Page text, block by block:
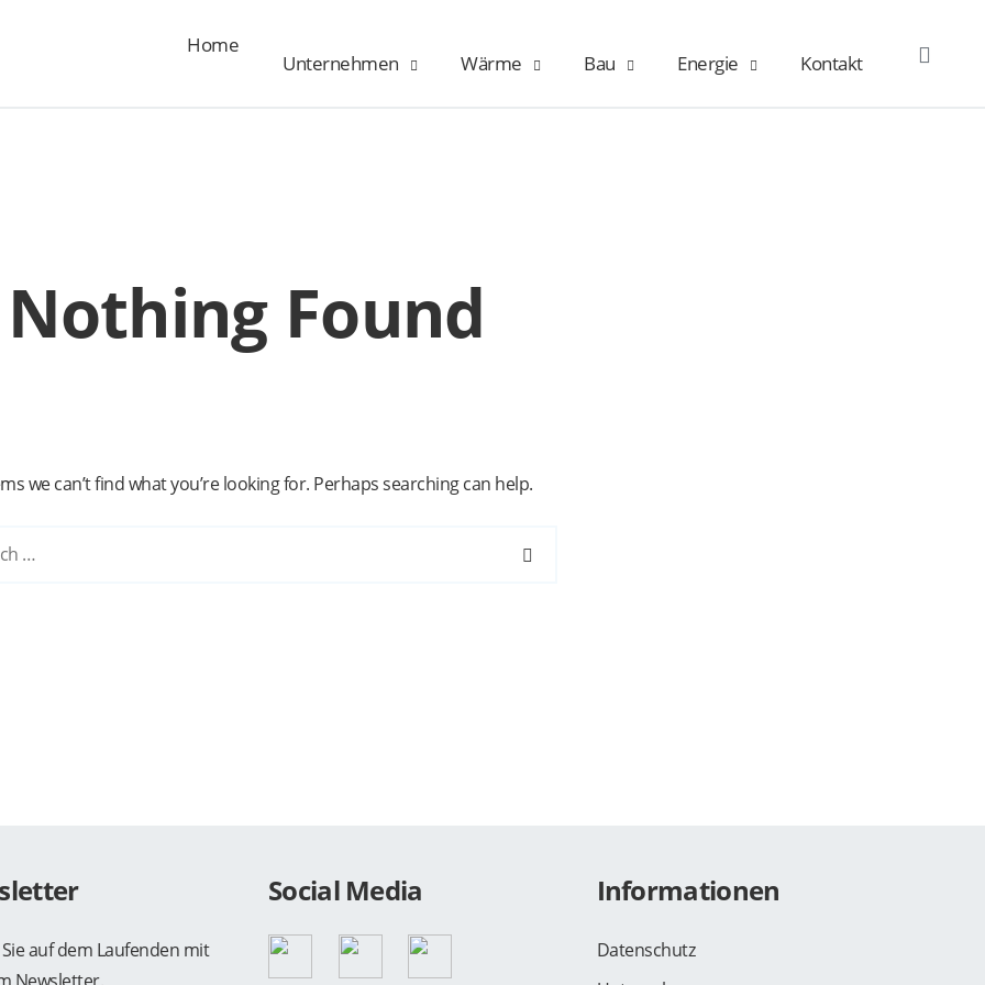
Home
Unternehmen Wärme Bau Energie Kontakt
Nothing Found
we can’t find what you’re looking for. Perhaps searching can help.
auf dem Laufenden mit
Social Media Informationen
Datenschutz